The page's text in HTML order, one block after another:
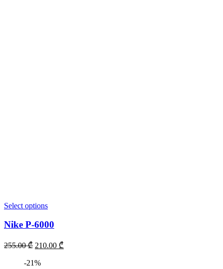
Select options
Nike P-6000
255.00₾ 210.00 ₾
-21%